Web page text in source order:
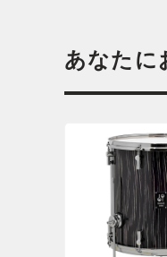
あなたに